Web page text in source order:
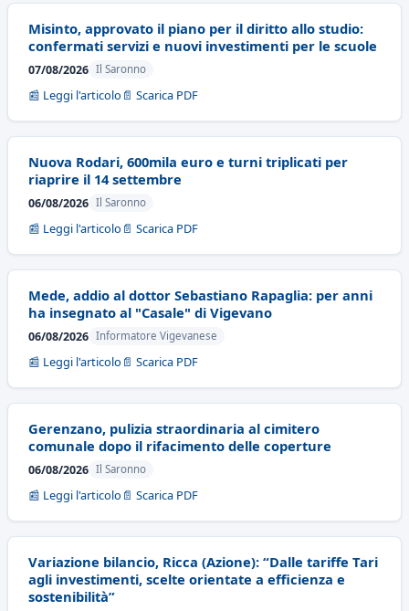
Misinto, approvato il piano per il diritto allo studio:
confermati servizi e nuovi investimenti per le scuole
07/08/2026 Il Saronno
📰 Leggi l'articolo 📄 Scarica PDF
Nuova Rodari, 600mila euro e turni triplicati per
riaprire il 14 settembre
06/08/2026 Il Saronno
📰 Leggi l'articolo 📄 Scarica PDF
Mede, addio al dottor Sebastiano Rapaglia: per anni
ha insegnato al "Casale" di Vigevano
06/08/2026 Informatore Vigevanese
📰 Leggi l'articolo 📄 Scarica PDF
Gerenzano, pulizia straordinaria al cimitero
comunale dopo il rifacimento delle coperture
06/08/2026 Il Saronno
📰 Leggi l'articolo 📄 Scarica PDF
Variazione bilancio, Ricca (Azione): “Dalle tariffe Tari
agli investimenti, scelte orientate a efficienza e
sostenibilità”